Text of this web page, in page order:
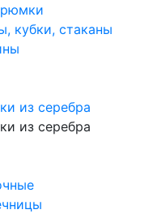
кубки, стаканы
из серебра
из серебра